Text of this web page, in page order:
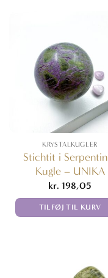
KRYSTALKUGLER
Stichtit i
Kugle – UNIKA
kr. 198,05
TILFØJ TIL KURV